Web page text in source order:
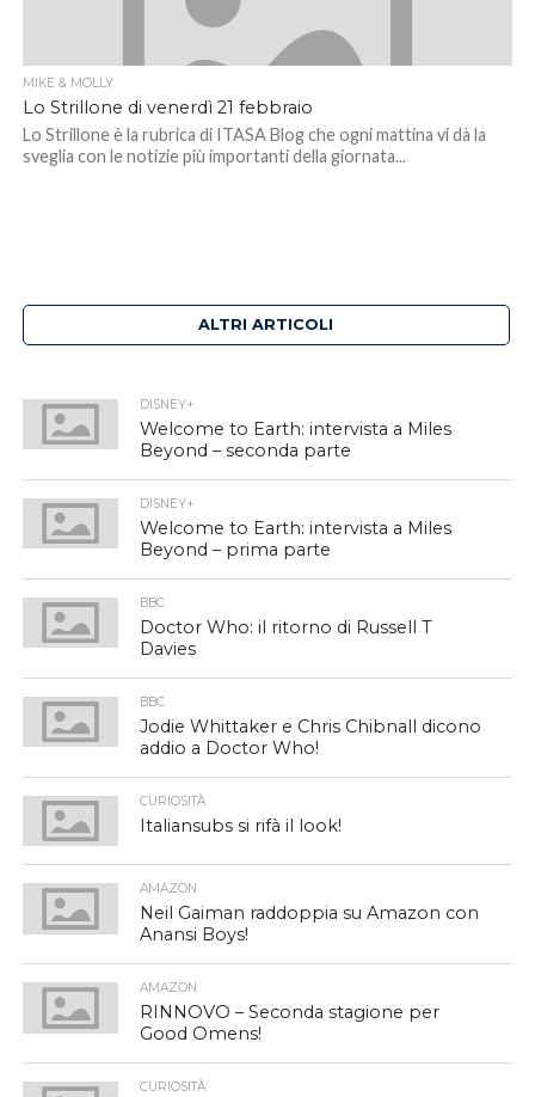
MIKE & MOLLY
Lo Strillone di venerdì 21 febbraio
Lo Strillone è la rubrica di ITASA Blog che ogni mattina vi dà la
sveglia con le notizie più importanti della giornata...
ALTRI ARTICOLI
DISNEY+
Welcome to Earth: intervista a Miles
Beyond – seconda parte
DISNEY+
Welcome to Earth: intervista a Miles
Beyond – prima parte
BBC
Doctor Who: il ritorno di Russell T
Davies
BBC
Jodie Whittaker e Chris Chibnall dicono
addio a Doctor Who!
CURIOSITÀ
Italiansubs si rifà il look!
AMAZON
Neil Gaiman raddoppia su Amazon con
Anansi Boys!
AMAZON
RINNOVO – Seconda stagione per
Good Omens!
CURIOSITÀ